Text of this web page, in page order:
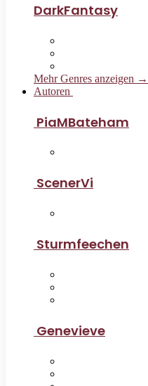
DarkFantasy
Mehr Genres anzeigen →
Autoren
PiaMBateham
ScenerVi
Sturmfeechen
Genevieve